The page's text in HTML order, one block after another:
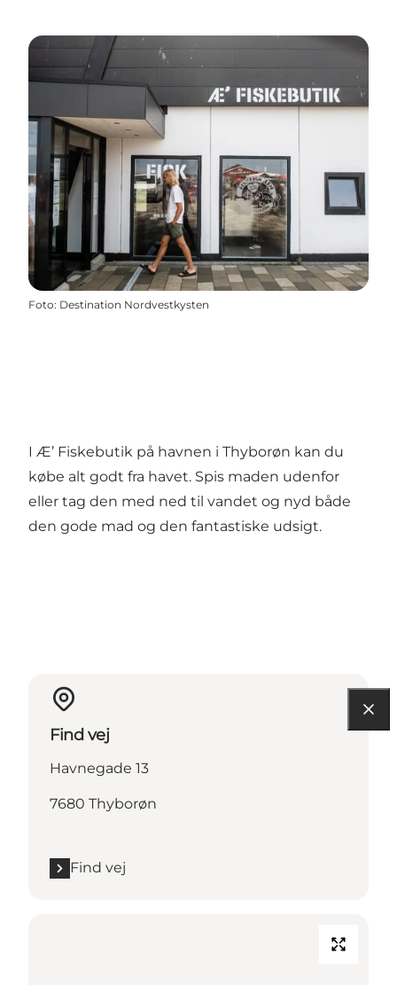
Foto: Destination Nordvestkysten
I Æ’ Fiskebutik på havnen i Thyborøn kan du
købe alt godt fra havet. Spis maden udenfor
eller tag den med ned til vandet og nyd både
den gode mad og den fantastiske udsigt.
Find vej
Havnegade 13
7680 Thyborøn
Find vej